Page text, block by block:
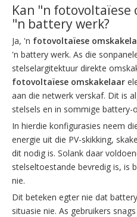
Kan "n fotovoltaïese
"n battery werk?
Ja, 'n fotovoltaïese
'n battery werk. As die
stelselargitektuur direkte
fotovoltaïese omskakelaar
aan die netwerk verskaf. Dit is
stelsels en in sommige battery-
In hierdie konfigurasies neem
energie uit die PV-skikking,
dit nodig is. Solank daar
stelseltoestande bevredig is, is
nie.
Dit beteken egter nie dat
situasie nie. As gebruikers